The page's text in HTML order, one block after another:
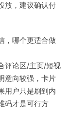
放，建议确认付
，哪个更适合做
评论区/主页/短视
意向较强，卡片
用户只是刷到内
码才是可行方